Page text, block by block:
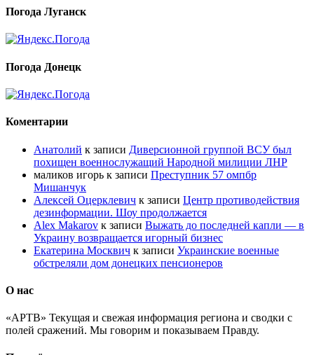
Погода Луганск
Погода Донецк
Коментарии
Анатолий к записи Диверсионной группой ВСУ был
похищен военнослужащий Народной милиции ЛНР
маликов игорь к записи Преступник 57 омпбр
Мишанчук
Алексей Оцерклевич к записи Центр противодействия
дезинформации. Шоу продолжается
Alex Makarov к записи Выжать до последней капли — в
Украину возвращается игорный бизнес
Екатерина Москвич к записи Украинские военные
обстреляли дом донецких пенсионеров
О нас
«АРТВ» Текущая и свежая информация региона и сводки с
полей сражений. Мы говорим и показываем Правду.